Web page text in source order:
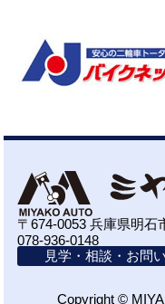
〒674-0053 兵庫県明石
078-936-0148
見学・相談・お問
Copyright ©